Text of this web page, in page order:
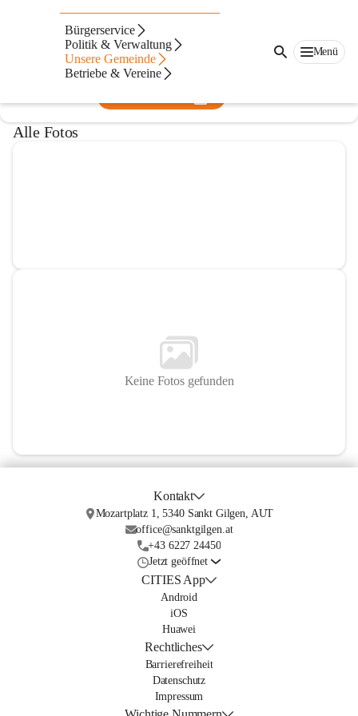
Bürgerservice
Politik & Verwaltung
Unsere Gemeinde
Betriebe & Vereine
Menü
Volksschule St. Gilgen
@volksschule-st-gilgen
Volksschule
Alle Fotos
Keine Fotos gefunden
Kontakt
Mozartplatz 1, 5340 Sankt Gilgen, AUT
office@sanktgilgen.at
+43 6227 24450
Jetzt geöffnet
CITIES App
Android
iOS
Huawei
Rechtliches
Barrierefreiheit
Datenschutz
Impressum